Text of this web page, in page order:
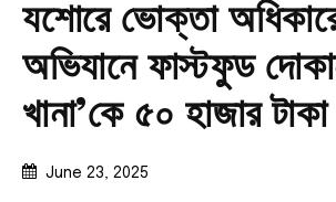
যশোরে ভোক্তা
অভিযানে ফাস্টফুড
খানা’কে ৫০ হাজার টাকা
June 23, 2025